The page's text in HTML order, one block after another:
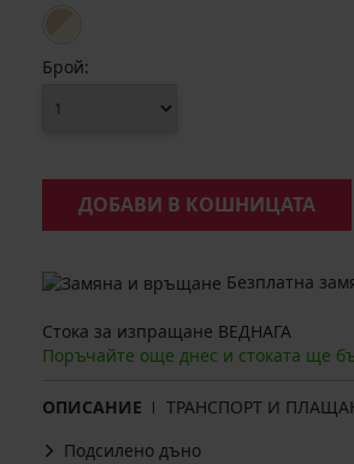
Брой:
ДОБАВИ В КОШНИЦАТА
Безплатна
Стока за изпращане ВЕДНАГА
Поръчайте още днес и стоката ще
ОПИСАНИЕ ТРАНСПОРТ И
Подсилено дъно